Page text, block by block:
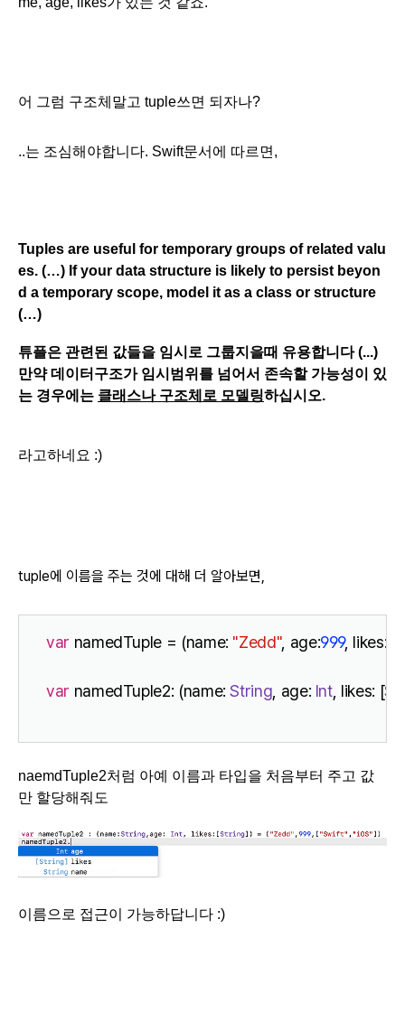
어 그럼 구조체말고 tuple쓰면 되자나?
..는 조심해야합니다. Swift문서에 따르면,
Tuples are useful for temporary groups of related valu
es. (…) If your data structure is likely to persist beyon
d a temporary scope, model it as a class or structure
(…)
튜플은 관련된 값들을 임시로 그룹지을때 유용합니다 (...)
만약 데이터구조가 임시범위를 넘어서 존속할 가능성이 있
는 경우에는 클래스나 구조체로 모델링하십시오.
라고하네요 :)
tuple에 이름을 주는 것에 대해 더 알아보면,
var namedTuple = (name: "Zedd", age:999, likes: [
var namedTuple2: (name: String , age: Int, likes: [
naemdTuple2처럼 아예 이름과 타입을 처음부터 주고 값
만 할당해줘도
이름으로 접근이 가능하답니다 :)